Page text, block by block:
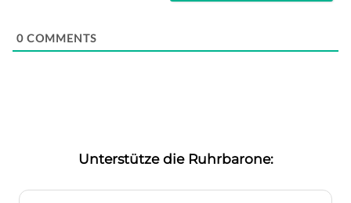
0 COMMENTS
Unterstütze die Ruhrbarone: